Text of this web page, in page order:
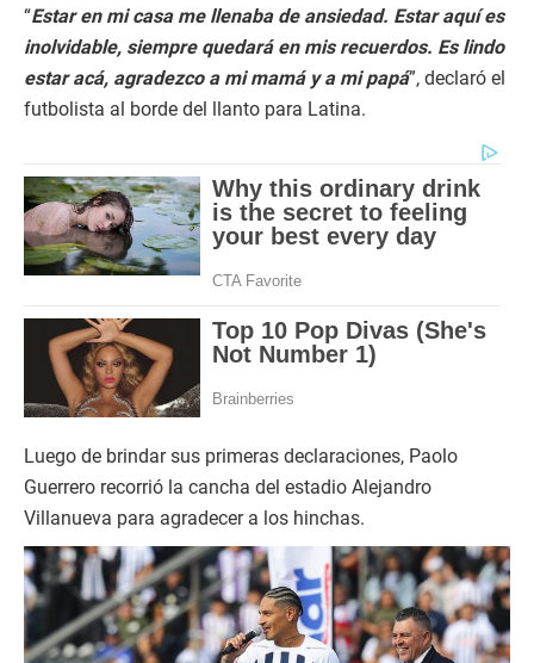
c
n
d
s
o
n
u
t
e
s
2
o
d
“Estar en mi casa me llenaba de ansiedad. Estar aquí es
inolvidable, siempre quedará en mis recuerdos. Es lindo
estar acá, agradezco a mi mamá y a mi papá”, declaró el
futbolista al borde del llanto para Latina.
Luego de brindar sus primeras declaraciones, Paolo
Guerrero recorrió la cancha del estadio Alejandro
Villanueva para agradecer a los hinchas.